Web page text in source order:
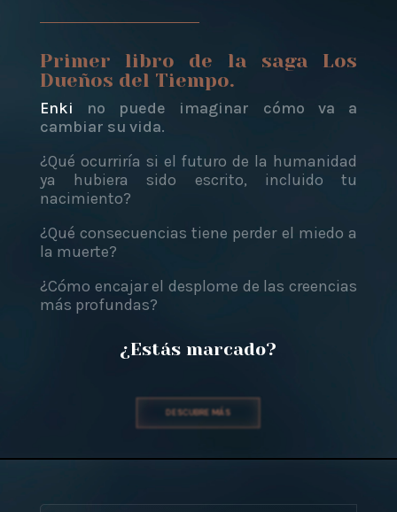
Primer libro de la saga Los
Dueños del Tiempo.
Enki no puede imaginar cómo va a
cambiar su vida.
¿Qué ocurriría si el futuro de la humanidad
ya hubiera sido escrito, incluido tu
nacimiento?
¿Qué consecuencias tiene perder el miedo a
la muerte?
¿Cómo encajar el desplome de las creencias
más profundas?
¿Estás marcado?
DESCUBRE MÁS